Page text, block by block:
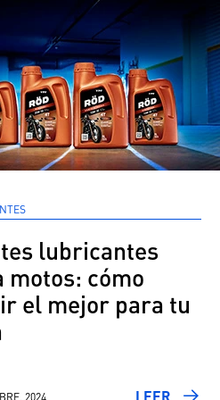
lubricantes
motos: cómo
el mejor para tu
2024 LEER